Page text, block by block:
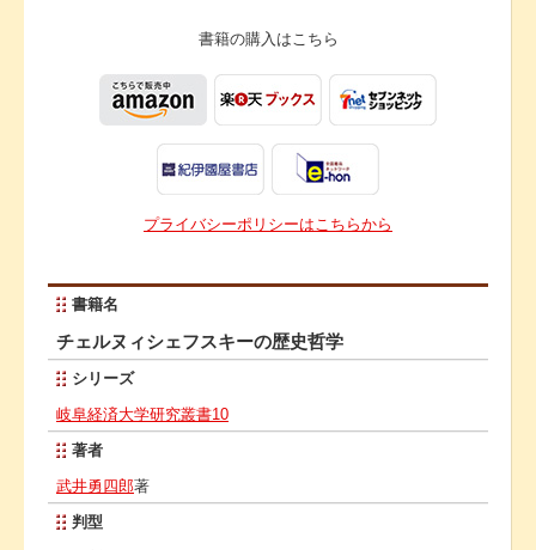
書籍の購入はこちら
プライバシーポリシーはこちらから
書籍名
チェルヌィシェフスキーの歴史哲学
シリーズ
岐阜経済大学研究叢書10
著者
武井勇四郎著
判型